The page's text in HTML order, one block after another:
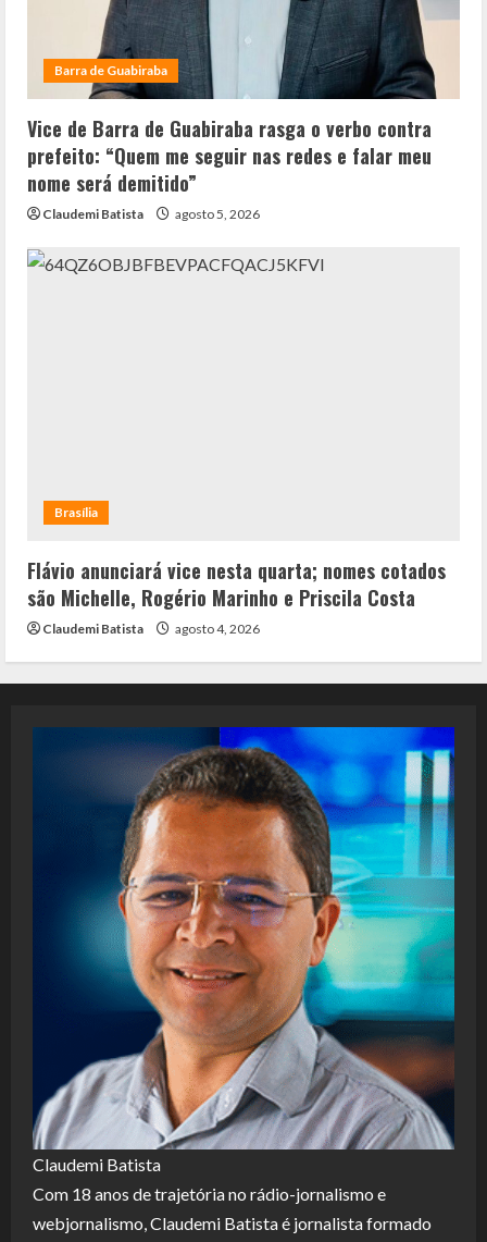
Barra de Guabiraba
Vice de Barra de Guabiraba rasga o verbo contra
prefeito: “Quem me seguir nas redes e falar meu
nome será demitido”
Claudemi Batista agosto 5, 2026
Brasília
Flávio anunciará vice nesta quarta; nomes cotados
são Michelle, Rogério Marinho e Priscila Costa
Claudemi Batista agosto 4, 2026
Claudemi Batista
Com 18 anos de trajetória no rádio-jornalismo e
webjornalismo, Claudemi Batista é jornalista formado